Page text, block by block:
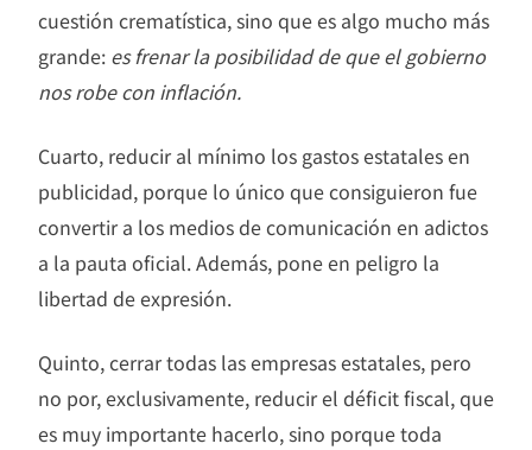
cuestión crematística, sino que es algo mucho más
grande: es frenar la posibilidad de que el gobierno
nos robe con inflación.
Cuarto, reducir al mínimo los gastos estatales en
publicidad, porque lo único que consiguieron fue
convertir a los medios de comunicación en adictos
a la pauta oficial. Además, pone en peligro la
libertad de expresión.
Quinto, cerrar todas las empresas estatales, pero
no por, exclusivamente, reducir el déficit fiscal, que
es muy importante hacerlo, sino porque toda